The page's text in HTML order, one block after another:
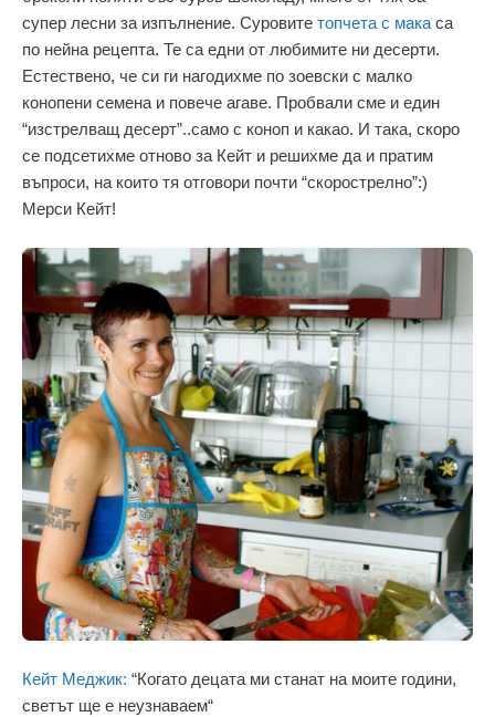
супер лесни за изпълнение. Суровите топчета с мака са
по нейна рецепта. Те са едни от любимите ни десерти.
Естествено, че си ги нагодихме по зоевски с малко
конопени семена и повече агаве. Пробвали сме и един
“изстрелващ десерт”..само с коноп и какао. И така, скоро
се подсетихме отново за Кейт и решихме да и пратим
въпроси, на които тя отговори почти “скорострелно”:)
Мерси Кейт!
Кейт Меджик: “Когато децата ми станат на моите години,
светът ще е неузнаваем“